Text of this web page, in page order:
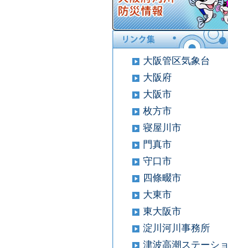
大阪管区気象台
大阪府
大阪市
枚方市
寝屋川市
門真市
守口市
四條畷市
大東市
東大阪市
淀川河川事務所
津波高潮ステーショ